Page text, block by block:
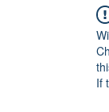
If